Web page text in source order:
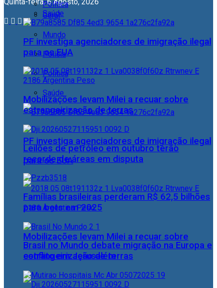
Geral
Mundo
Polícia
Política
Saúde
PF investiga agenciadores de imigração ilegal
para os EUA
Mobilizações levam Milei a recuar sobre
estrangeirização de terras
Política
Saúde
PF investiga agenciadores de imigração ilegal
para os EUA
Mobilizações levam Milei a recuar sobre
estrangeirização de terras
Leilões de petróleo em outubro terão
recorde de áreas em disputa
Famílias brasileiras perderam R$ 62,5 bilhões
para bets em 2025
Brasil no Mundo debate migração na Europa e
conflito em Jerusalém